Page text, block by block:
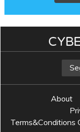
About
Terms&Conditions